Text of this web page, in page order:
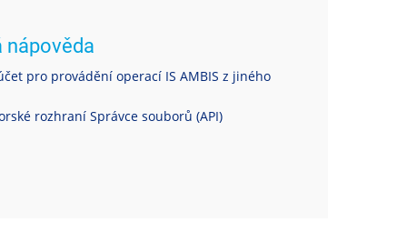
nápověda
pro provádění operací IS AMBIS z jiného
rozhraní Správce souborů (API)